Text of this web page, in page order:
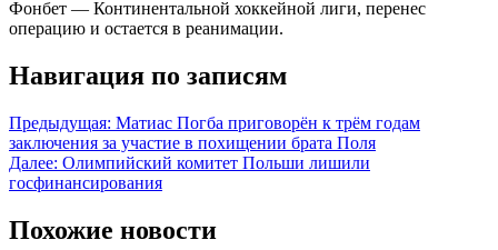
Фонбет — Континентальной хоккейной лиги, перенес
операцию и остается в реанимации.
Навигация по записям
Предыдущая: Матиас Погба приговорён к трём годам
заключения за участие в похищении брата Поля
Далее: Олимпийский комитет Польши лишили
госфинансирования
Похожие новости